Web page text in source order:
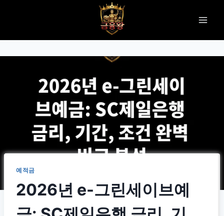
예적금
2026년 e-그린세이브예